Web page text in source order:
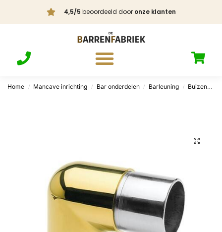
4,5/5 beoordeeld door onze klanten
Home / Mancave inrichting / Bar onderdelen / Barleuning / Buizen